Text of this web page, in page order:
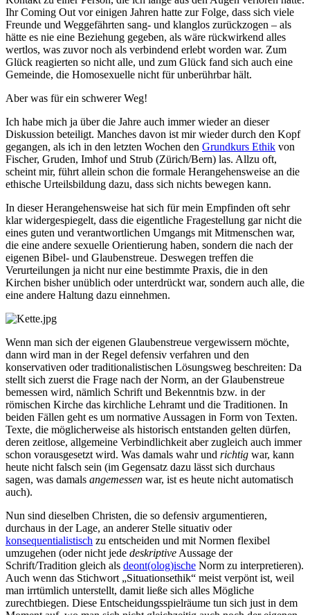
Ihr Coming Out vor einigen Jahren hatte zur Folge, dass sich viele
Freunde und Weggefährten sang- und klanglos zurückzogen – als
hätte es nie eine Beziehung gegeben, als wäre rückwirkend alles
wertlos, was zuvor noch als verbindend erlebt worden war. Zum
Glück reagierten so nicht alle, und zum Glück fand sich auch eine
Gemeinde, die Homosexuelle nicht für unberührbar hält.
Aber was für ein schwerer Weg!
Ich habe mich ja über die Jahre auch immer wieder an dieser
Diskussion beteiligt. Manches davon ist mir wieder durch den Kopf
gegangen, als ich in den letzten Wochen den Grundkurs Ethik von
Fischer, Gruden, Imhof und Strub (Zürich/Bern) las. Allzu oft,
scheint mir, führt allein schon die formale Herangehensweise an die
ethische Urteilsbildung dazu, dass sich nichts bewegen kann.
In dieser Herangehensweise hat sich für mein Empfinden oft sehr
klar widergespiegelt, dass die eigentliche Fragestellung gar nicht die
eines guten und verantwortlichen Umgangs mit Mitmenschen war,
die eine andere sexuelle Orientierung haben, sondern die nach der
eigenen Bibel- und Glaubenstreue. Deswegen treffen die
Verurteilungen ja nicht nur eine bestimmte Praxis, die in den
Kirchen bisher unüblich oder unterdrückt war, sondern auch alle, die
eine andere Haltung dazu einnehmen.
Wenn man sich der eigenen Glaubenstreue vergewissern möchte,
dann wird man in der Regel defensiv verfahren und den
konservativen oder traditionalistischen Lösungsweg beschreiten: Da
stellt sich zuerst die Frage nach der Norm, an der Glaubenstreue
bemessen wird, nämlich Schrift und Bekenntnis bzw. in der
römischen Kirche das kirchliche Lehramt und die Traditionen. In
beiden Fällen geht es um normative Aussagen in Form von Texten.
Texte, die möglicherweise als historisch entstanden gelten dürfen,
deren zeitlose, allgemeine Verbindlichkeit aber zugleich auch immer
schon vorausgesetzt wird. Was damals wahr und richtig war, kann
heute nicht falsch sein (im Gegensatz dazu lässt sich durchaus
sagen, was damals angemessen war, ist es heute nicht automatisch
auch).
Nun sind dieselben Christen, die so defensiv argumentieren,
durchaus in der Lage, an anderer Stelle situativ oder
konsequentialistisch zu entscheiden und mit Normen flexibel
umzugehen (oder nicht jede deskriptive Aussage der
Schrift/Tradition gleich als deont(olog)ische Norm zu interpretieren).
Auch wenn das Stichwort „Situationsethik“ meist verpönt ist, weil
man irrtümlich unterstellt, damit ließe sich alles Mögliche
zurechtbiegen. Diese Entscheidungsspielräume tun sich just in dem